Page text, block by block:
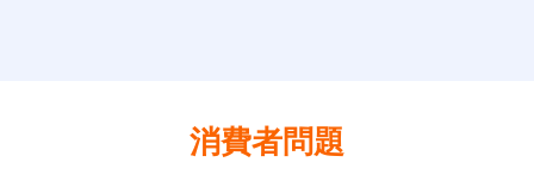
消費者問題